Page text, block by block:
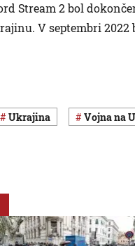
Stream 2 bol
V septembri 2022
Ukrajina vojna na